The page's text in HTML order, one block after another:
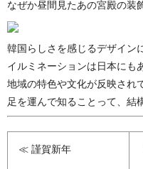
なぜか昼間見たあの宮殿の装
韓国らしさを感じるデザイン
イルミネーションは日本にも
地域の特色や文化が反映され
足を運んで知ることって、結
≪ 謹賀新年